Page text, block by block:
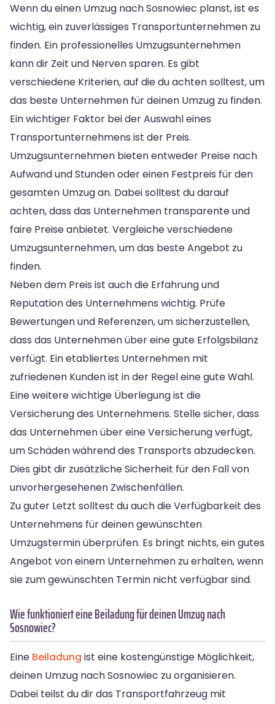
Wenn du einen Umzug nach Sosnowiec planst, ist es
wichtig, ein zuverlässiges Transportunternehmen zu
finden. Ein professionelles Umzugsunternehmen
kann dir Zeit und Nerven sparen. Es gibt
verschiedene Kriterien, auf die du achten solltest, um
das beste Unternehmen für deinen Umzug zu finden.
Ein wichtiger Faktor bei der Auswahl eines
Transportunternehmens ist der Preis.
Umzugsunternehmen bieten entweder Preise nach
Aufwand und Stunden oder einen Festpreis für den
gesamten Umzug an. Dabei solltest du darauf
achten, dass das Unternehmen transparente und
faire Preise anbietet. Vergleiche verschiedene
Umzugsunternehmen, um das beste Angebot zu
finden.
Neben dem Preis ist auch die Erfahrung und
Reputation des Unternehmens wichtig. Prüfe
Bewertungen und Referenzen, um sicherzustellen,
dass das Unternehmen über eine gute Erfolgsbilanz
verfügt. Ein etabliertes Unternehmen mit
zufriedenen Kunden ist in der Regel eine gute Wahl.
Eine weitere wichtige Überlegung ist die
Versicherung des Unternehmens. Stelle sicher, dass
das Unternehmen über eine Versicherung verfügt,
um Schäden während des Transports abzudecken.
Dies gibt dir zusätzliche Sicherheit für den Fall von
unvorhergesehenen Zwischenfällen.
Zu guter Letzt solltest du auch die Verfügbarkeit des
Unternehmens für deinen gewünschten
Umzugstermin überprüfen. Es bringt nichts, ein gutes
Angebot von einem Unternehmen zu erhalten, wenn
sie zum gewünschten Termin nicht verfügbar sind.
Wie funktioniert eine Beiladung für deinen Umzug nach
Sosnowiec?
Eine Beiladung ist eine kostengünstige Möglichkeit,
deinen Umzug nach Sosnowiec zu organisieren.
Dabei teilst du dir das Transportfahrzeug mit